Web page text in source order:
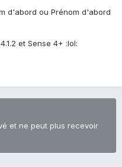
d'abord ou Prénom d'abord
et Sense 4+ :lol:
et ne peut plus recevoir